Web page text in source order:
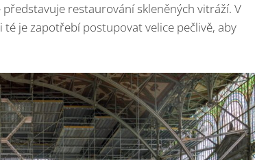
restaurování skleněných vitráží. V
je zapotřebí postupovat velice pečlivě, aby